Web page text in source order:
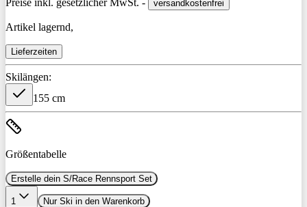
versandkostenfrei
Artikel lagernd,
Lieferzeiten
Skilängen:
155 cm
Größentabelle
Erstelle dein S/Race Rennsport Set
1 Nur Ski in den Warenkorb